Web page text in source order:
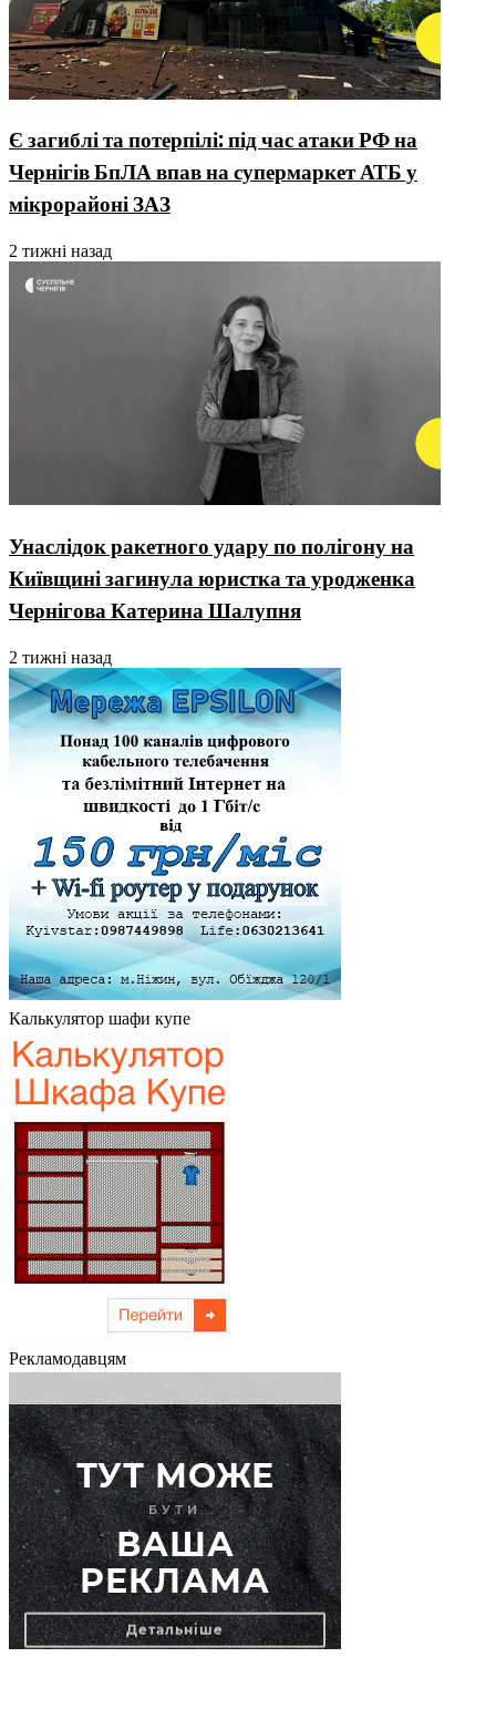
Є загиблі та потерпілі: під час атаки РФ на
Чернігів БпЛА впав на супермаркет АТБ у
мікрорайоні ЗАЗ
2 тижні назад
Унаслідок ракетного удару по полігону на
Київщині загинула юристка та уродженка
Чернігова Катерина Шалупня
2 тижні назад
Калькулятор шафи купе
Рекламодавцям